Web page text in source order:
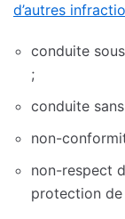
d’autres
conduite
;
conduite
non-
non-respect
protection de